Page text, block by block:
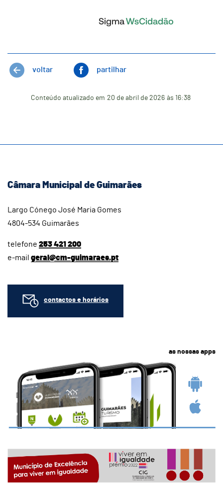
voltar partilhar
Conteúdo atualizado em 20 de abril de 2026 às 16:38
Câmara Municipal de Guimarães
Largo Cónego José Maria Gomes
4804-534 Guimarães
telefone 253 421 200
e-mail geral@cm-guimaraes.pt
contactos e horários
as nossas apps